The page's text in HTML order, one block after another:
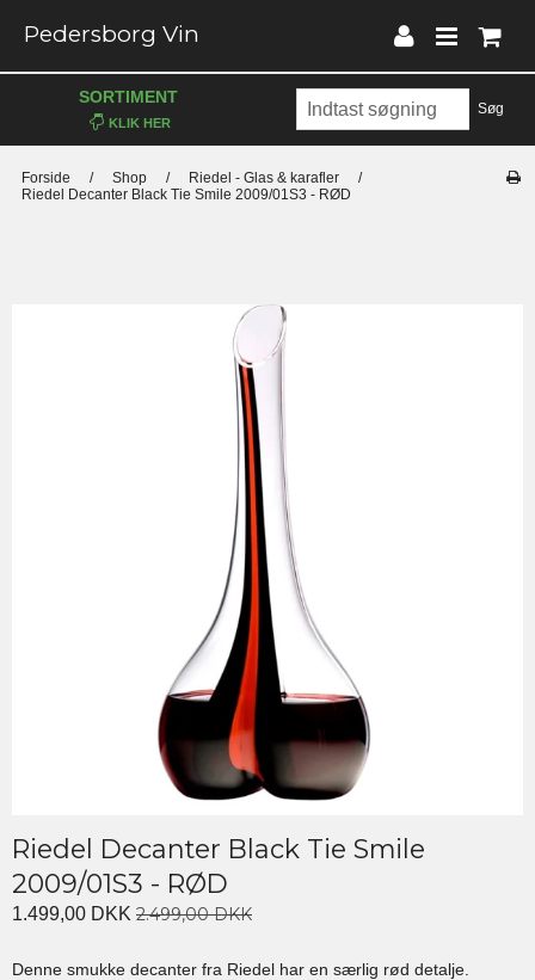
Pedersborg Vin
Søg
SORTIMENT
Forside / Shop / Riedel - Glas & karafler
/
Riedel Decanter Black Tie Smile 2009/01S3 - RØD
Riedel Decanter Black Tie Smile
2009/01S3 - RØD
1.499,00 DKK 2.499,00 DKK
Denne smukke decanter fra Riedel har en særlig rød detalje.